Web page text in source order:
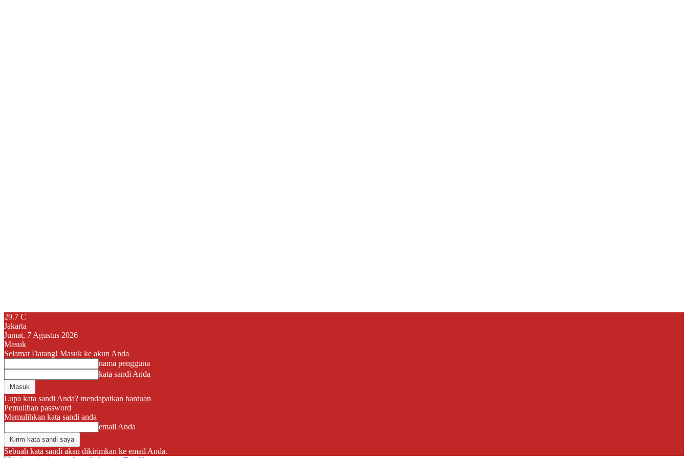
29.7 C
Jakarta
Jumat, 7 Agustus 2026
Masuk
Selamat Datang! Masuk ke akun Anda
nama pengguna
kata sandi Anda
Lupa kata sandi Anda? mendapatkan bantuan
Pemulihan password
Memulihkan kata sandi anda
email Anda
Sebuah kata sandi akan dikirimkan ke email Anda.